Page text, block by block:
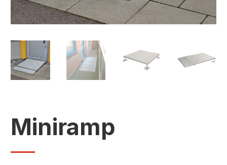
Miniramp